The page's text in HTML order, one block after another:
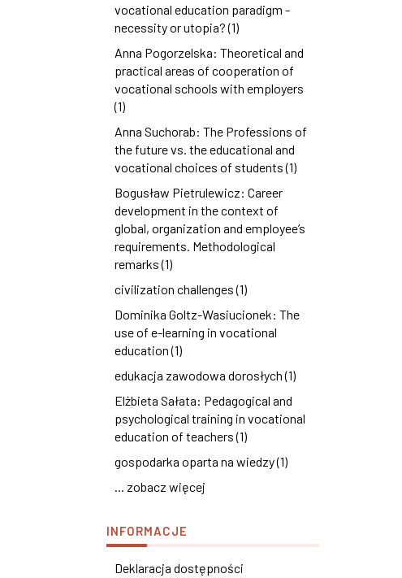
vocational education paradigm -
necessity or utopia? (1)
Anna Pogorzelska: Theoretical and
practical areas of cooperation of
vocational schools with employers
(1)
Anna Suchorab: The Professions of
the future vs. the educational and
vocational choices of students (1)
Bogusław Pietrulewicz: Career
development in the context of
global, organization and employee’s
requirements. Methodological
remarks (1)
civilization challenges (1)
Dominika Goltz-Wasiucionek: The
use of e-learning in vocational
education (1)
edukacja zawodowa dorosłych (1)
Elżbieta Sałata: Pedagogical and
psychological training in vocational
education of teachers (1)
gospodarka oparta na wiedzy (1)
... zobacz więcej
INFORMACJE
Deklaracja dostępności